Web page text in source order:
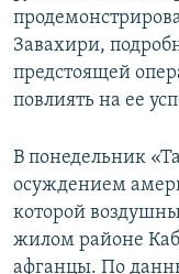
Завахири,
предстоящей
повлиять на ее
В понедельник
осуждением
которой
жилом районе
афганцы. По